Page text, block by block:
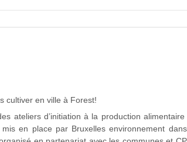
cultiver en ville à Forest!
ateliers d’initiation à la production alimentaire
en place par Bruxelles environnement